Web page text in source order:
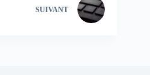
SUIVANT